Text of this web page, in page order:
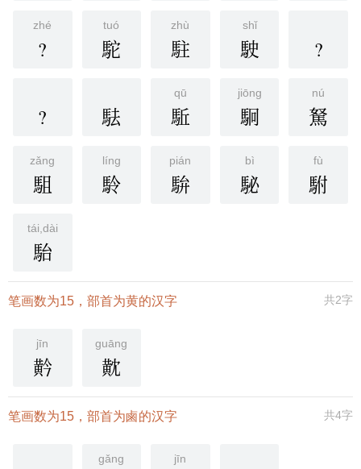
zhé
?
tuó
駝
zhù
駐
shǐ
駛 ?
? 䮃
qū
駈
jiōng
駉
nú
駑
zǎng
駔
líng
駖
pián
䮁
bì
駜
fù
駙
tái,dài
駘
共2字
笔画数为15，部首为黄的汉字
jīn
黅
guāng
黆
共4字
笔画数为15，部首为鹵的汉字
gǎng jīn